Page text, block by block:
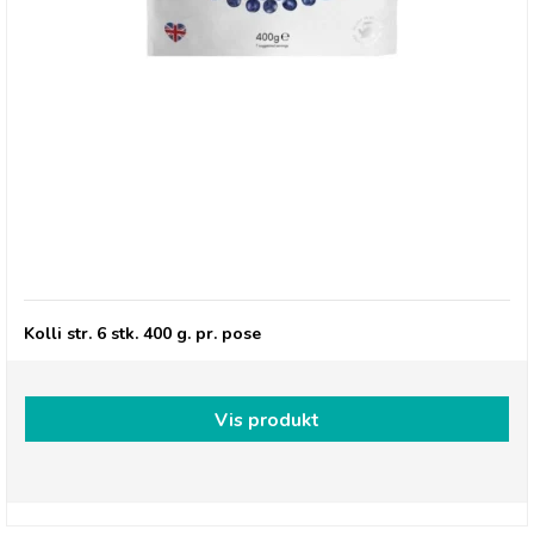
Kolli str. 6 stk. 400 g. pr. pose
Vis produkt